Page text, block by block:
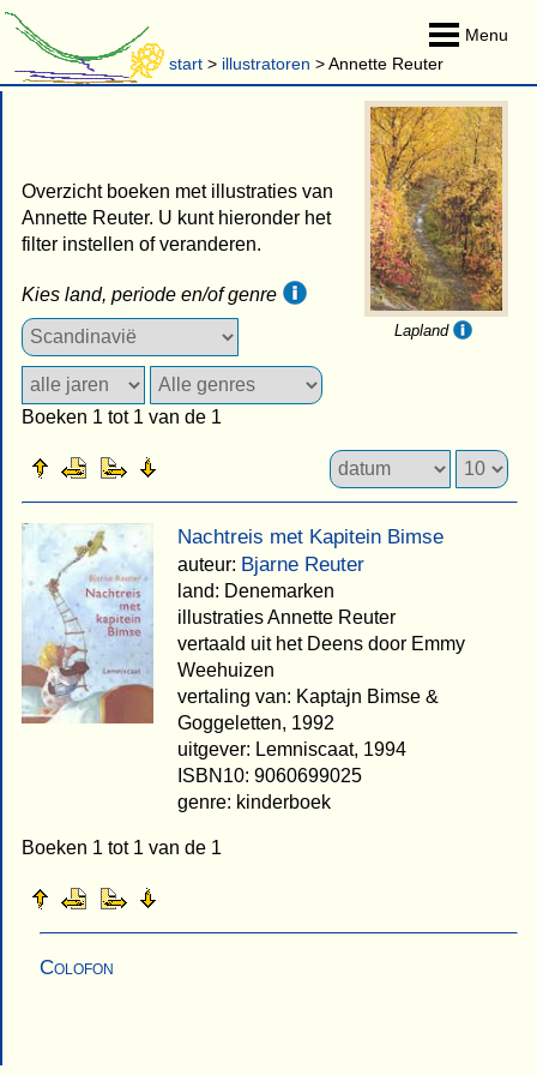
Menu
start > illustratoren > Annette Reuter
Lapland
Overzicht boeken met illustraties van
Annette Reuter. U kunt hieronder het
filter instellen of veranderen.
Kies land, periode en/of genre
Boeken 1 tot 1 van de 1
Nachtreis met Kapitein Bimse
auteur: Bjarne Reuter
land: Denemarken
illustraties Annette Reuter
vertaald uit het Deens door Emmy
Weehuizen
vertaling van: Kaptajn Bimse &
Goggeletten, 1992
uitgever: Lemniscaat, 1994
ISBN10: 9060699025
genre: kinderboek
Boeken 1 tot 1 van de 1
Colofon